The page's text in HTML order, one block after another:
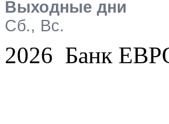
Выходные дни
Сб., Вс.
2026 Банк